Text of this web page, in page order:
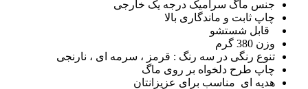
جنس ماگ سرامیک درجه یک خارجی
چاپ ثابت و ماندگاری بالا
قابل شستشو
وزن 380 گرم
تنوع رنگی در سه رنگ : قرمز ، سرمه ای ، نارنجی
چاپ طرح دلخواه بر روی ماگ
هدیه ای مناسب برای عزیزانتان